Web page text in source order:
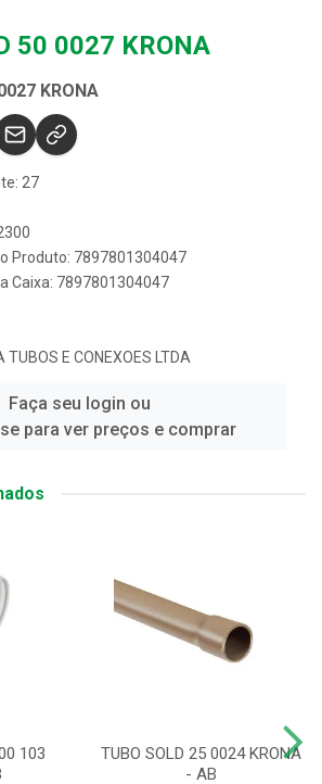
50 0027 KRONA
KRONA
27
Produto: 7897801304047
Caixa: 7897801304047
TUBOS E CONEXOES LTDA
Faça seu login ou
para ver preços e comprar
103
TUBO SOLD 25 0024 KRONA
- AB